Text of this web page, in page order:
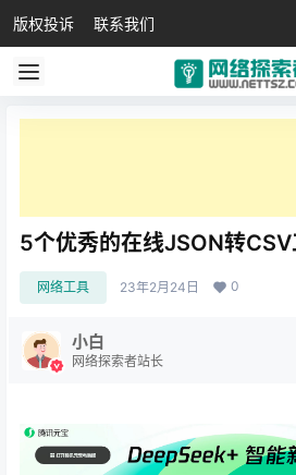
版权投诉 联系我们
5个优秀的在线JSON转
网络工具 23年2月24日 0
小白
网络探索者站长